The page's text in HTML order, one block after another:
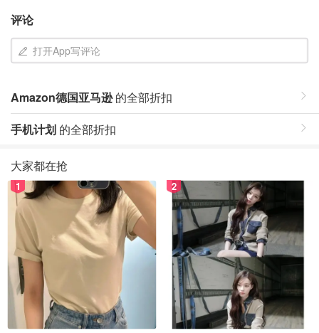
评论
打开App写评论
Amazon德国亚马逊的全部折扣
手机计划 的全部折扣
大家都在抢
1 2